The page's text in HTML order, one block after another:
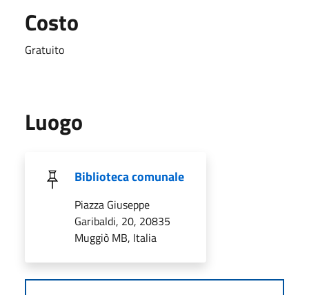
Costo
Gratuito
Luogo
Biblioteca comunale
Piazza Giuseppe
Garibaldi, 20, 20835
Muggiò MB, Italia